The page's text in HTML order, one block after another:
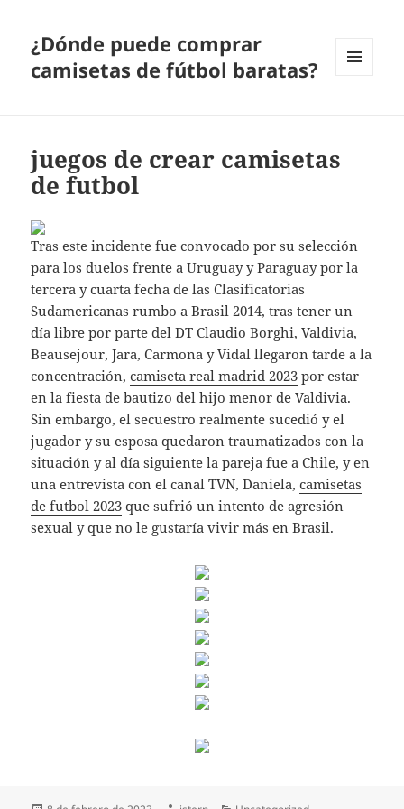
¿Dónde puede comprar
camisetas de fútbol baratas?
juegos de crear camisetas
de futbol
Tras este incidente fue convocado por su selección
para los duelos frente a Uruguay y Paraguay por la
tercera y cuarta fecha de las Clasificatorias
Sudamericanas rumbo a Brasil 2014, tras tener un
día libre por parte del DT Claudio Borghi, Valdivia,
Beausejour, Jara, Carmona y Vidal llegaron tarde a la
concentración,camiseta real madrid 2023 por estar
en la fiesta de bautizo del hijo menor de Valdivia.
Sin embargo, el secuestro realmente sucedió y el
jugador y su esposa quedaron traumatizados con la
situación y al día siguiente la pareja fue a Chile, y en
una entrevista con el canal TVN, Daniela,camisetas
de futbol 2023 que sufrió un intento de agresión
sexual y que no le gustaría vivir más en Brasil.